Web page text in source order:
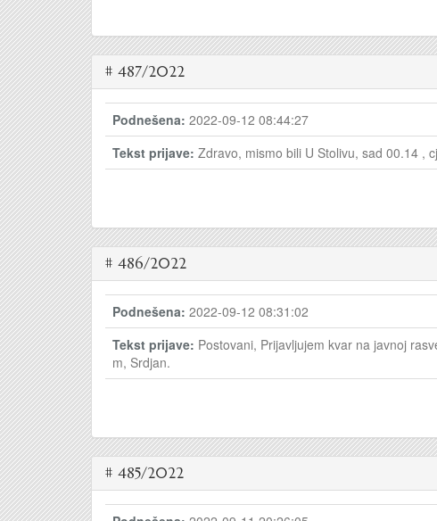
# 487/2022
Podnešena: 2022-09-12 08:44:27
Tekst prijave: Zdravo, mismo bili U Stolivu, sad 00.14 ,
# 486/2022
Podnešena: 2022-09-12 08:31:02
Tekst prijave: Postovani, Prijavljujem kvar na javnoj
m, Srdjan.
# 485/2022